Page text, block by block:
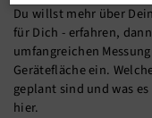
Du willst mehr über
für Dich - erfahren,
umfangreichen
Gerätefläche ein.
geplant sind und was
hier.